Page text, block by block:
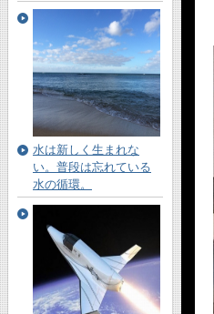
水は新しく生まれな
い。普段は忘れている
水の循環。